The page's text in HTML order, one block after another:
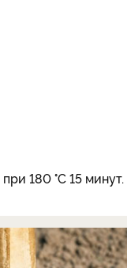
180 °С 15 минут.